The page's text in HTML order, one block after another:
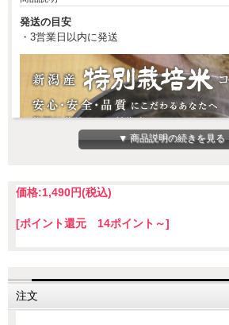
発送の目安
・3営業日以内に発送
安心、安全、品質にこだわっ
▼ 商品説明の続きを見
価格:1,490円(税込)
[ポイント還元 14ポイント～]
注文